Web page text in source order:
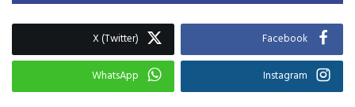
Facebook
X (Twitter)
Instagram
WhatsApp